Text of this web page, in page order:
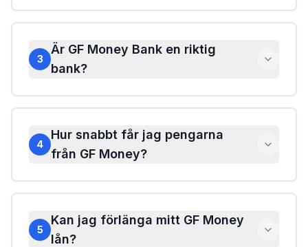
3
Är GF Money Bank en riktig
bank?
4
Hur snabbt får jag pengarna
från GF Money?
5
Kan jag förlänga mitt GF Money
lån?